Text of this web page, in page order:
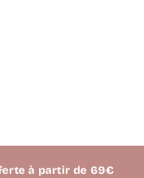
partir de 69€